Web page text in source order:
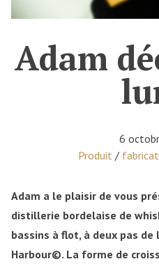
Adam
6
Posted in
Produit /
Adam a le plaisir de vous
distillerie bordelaise de
bassins à flot, à deux pas de
Harbour©. La forme de